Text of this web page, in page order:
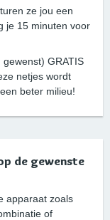
ze jou een
je 15 minuten voor
GRATIS
netjes wordt
beter milieu!
de gewenste
apparaat zoals
of